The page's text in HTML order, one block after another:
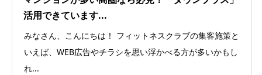
活用できています...
みなさん、こんにちは！ フィットネスクラブの集客施策と
いえば、WEB広告やチラシを思い浮かべる方が多いかもし
れ...